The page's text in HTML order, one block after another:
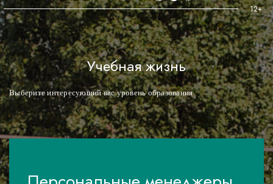
Учебная жизнь
Выберите интересующий вас уровень образования